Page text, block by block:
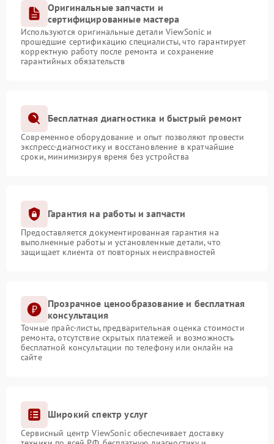
Оригинальные запчасти и
сертифицированные мастера
Используются оригинальные детали ViewSonic и
прошедшие сертификацию специалисты, что гарантирует
корректную работу после ремонта и сохранение
гарантийных обязательств
Бесплатная диагностика и быстрый ремонт
Современное оборудование и опыт позволяют провести
экспресс-диагностику и восстановление в кратчайшие
сроки, минимизируя время без устройства
Гарантия на работы и запчасти
Предоставляется документированная гарантия на
выполненные работы и установленные детали, что
защищает клиента от повторных неисправностей
Прозрачное ценообразование и бесплатная
консультация
Точные прайс-листы, предварительная оценка стоимости
ремонта, отсутствие скрытых платежей и возможность
бесплатной консультации по телефону или онлайн на
сайте
Широкий спектр услуг
Сервисный центр ViewSonic обеспечивает доставку